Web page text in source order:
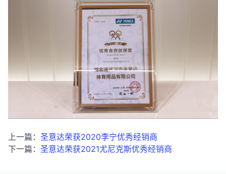
上一篇： 圣意达荣获2020李宁优秀经销商
下一篇： 圣意达荣获2021尤尼克斯优秀经销商